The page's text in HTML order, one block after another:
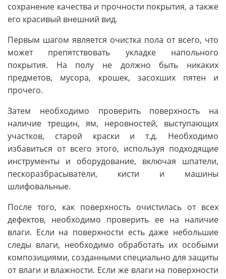
сохранение качества и прочности покрытия, а также
его красивый внешний вид.
Первым шагом является очистка пола от всего, что
может препятствовать укладке напольного
покрытия. На полу не должно быть никаких
предметов, мусора, крошек, засохших пятен и
прочего.
Затем необходимо проверить поверхность на
наличие трещин, ям, неровностей, выступающих
участков, старой краски и т.д. Необходимо
избавиться от всего этого, используя подходящие
инструменты и оборудование, включая шпатели,
пескоразбрасыватели, кисти и машины
шлифовальные.
После того, как поверхность очистилась от всех
дефектов, необходимо проверить ее на наличие
влаги. Если на поверхности есть даже небольшие
следы влаги, необходимо обработать их особыми
композициями, созданными специально для защиты
от влаги и влажности. Если же влаги на поверхности